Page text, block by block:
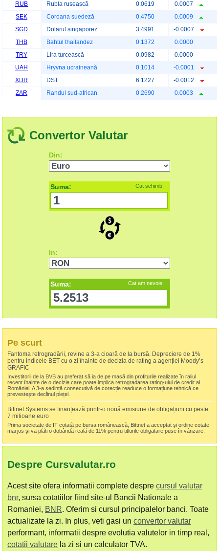
RUB
Rubla rusească 0.0619 0.0007
SEK
Coroana suedeză 0.4750 0.0009
SGD
Dolarul singaporez 3.4991 -0.0007
THB
Bahtul thailandez 0.1372 0.0000
TRY
Lira turcească 0.0982 0.0000
UAH
Hryvna ucraineană 0.1014 -0.0001
XDR
DST 6.1227 -0.0012
ZAR
Randul sud-african 0.2690 0.0003
Convertor Valutar
Din:
Suma: Cat schimb:
In:
Suma: Cat am nevoie:
Pe scurt
Fantoma retrogradării, revine a 3-a cioară de la bursă. Depreciere de 1%
pentru indicele BET cu o zi înainte de decizia de rating a agenției Moody’s
GRAFIC
Investitorii de la BVB au preferat să ia de pe masă din profiturile realizate în raliul
recent înainte de o decizie care poate implica retrogradarea rating-ului de credit al
României. A 3-a ședință consecutivă de corecție readuce o formațiune tehnică ce
prevestește declinul pieței.
Bittnet Systems se finanțează printr-o nouă emisiune de obligațiuni cu peste
7 milioane euro
Prima societate de IT cotată pe bursa românească, Bittnet a acceptat și ordine cotate
mai jos și va plăti o dobândă reală de 11% pentru titlurile obligatare puse în vânzare.
Despre Cursvalutar.ro
Acest site ofera informatii complete despre cursul valutar
bnr, sursa cotatiilor fiind site-ul Bancii Nationale a
Romaniei, BNR. Oferim si cursul principalelor banci. Toate
actualizate la zi. In plus, veti gasi un convertor valutar
performant, informatii despre evolutia valutelor in timp real,
cotatii valutare la zi si un calculator TVA.